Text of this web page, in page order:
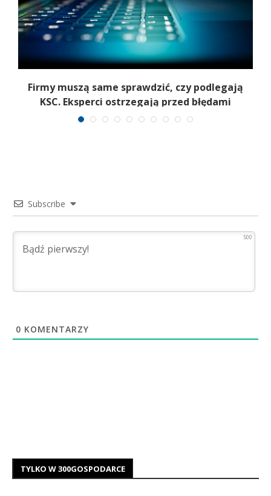
Firmy muszą same sprawdzić, czy podlegają
KSC. Eksperci ostrzegają przed błędami
Subscribe
500
0 KOMENTARZY
TYLKO W 300GOSPODARCE